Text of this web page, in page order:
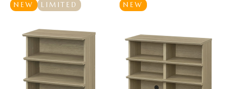
NEW LIMITED NEW